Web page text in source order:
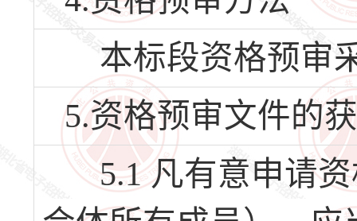
本标段资格预审
5.资格预审文件的
5.1 凡有意申请资